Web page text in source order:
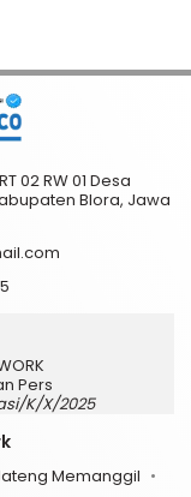
02 RW 01 Desa
Blora, Jawa
Pers
K/X/2025
Memanggil